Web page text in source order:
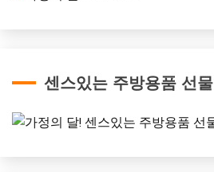
센스있는 주방용품 선물